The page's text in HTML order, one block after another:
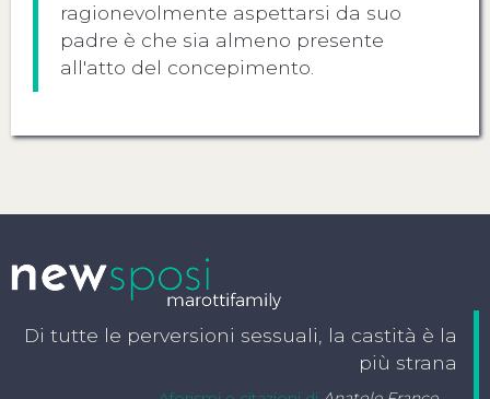
ragionevolmente aspettarsi da suo
padre è che sia almeno presente
all'atto del concepimento.
Di tutte le perversioni sessuali, la castità è la
più strana